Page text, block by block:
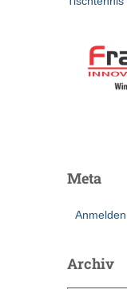
Meta
Anmelden
Archiv